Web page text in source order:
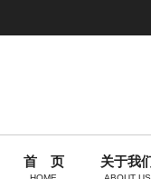
首 页 关于我